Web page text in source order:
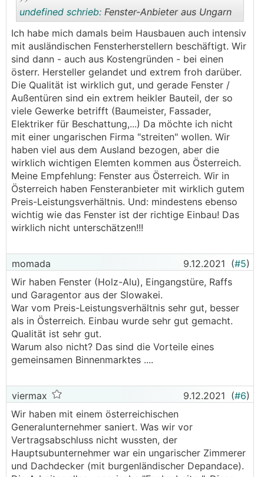
..
undefined schrieb: Fenster-Anbieter aus Ungarn
Ich habe mich damals beim Hausbauen auch intensiv
mit ausländischen Fensterherstellern beschäftigt. Wir
sind dann - auch aus Kostengründen - bei einen
österr. Hersteller gelandet und extrem froh darüber.
Die Qualität ist wirklich gut, und gerade Fenster /
Außentüren sind ein extrem heikler Bauteil, der so
viele Gewerke betrifft (Baumeister, Fassader,
Elektriker für Beschattung,...) Da möchte ich nicht
mit einer ungarischen Firma "streiten" wollen. Wir
haben viel aus dem Ausland bezogen, aber die
wirklich wichtigen Elemten kommen aus Österreich.
Meine Empfehlung: Fenster aus Österreich. Wir in
Österreich haben Fensteranbieter mit wirklich gutem
Preis-Leistungsverhältnis. Und: mindestens ebenso
wichtig wie das Fenster ist der richtige Einbau! Das
wirklich nicht unterschätzen!!!
momada 9.12.2021 (#5)
Wir haben Fenster (Holz-Alu), Eingangstüre, Raffs
und Garagentor aus der Slowakei.
War vom Preis-Leistungsverhältnis sehr gut, besser
als in Österreich. Einbau wurde sehr gut gemacht.
Qualität ist sehr gut.
Warum also nicht? Das sind die Vorteile eines
gemeinsamen Binnenmarktes ....
viermax 9.12.2021 (#6)
Wir haben mit einem österreichischen
Generalunternehmer saniert. Was wir vor
Vertragsabschluss nicht wussten, der
Hauptsubunternehmer war ein ungarischer Zimmerer
und Dachdecker (mit burgenländischer Depandace).